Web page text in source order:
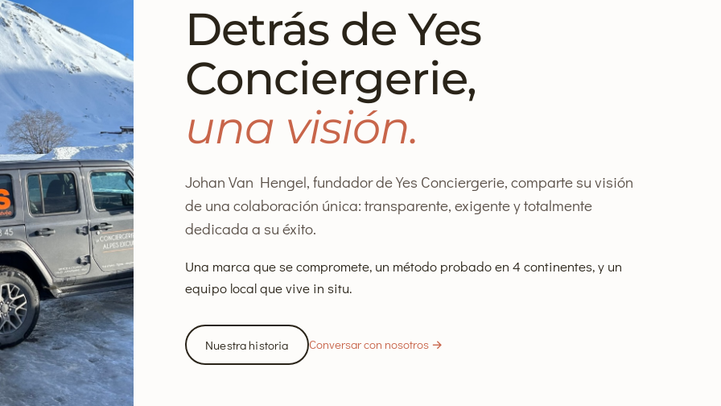
Detrás de Yes
Conciergerie,
una visión.
Johan Van Hengel, fundador de Yes Conciergerie, comparte su visión
de una colaboración única: transparente, exigente y totalmente
dedicada a su éxito.
Una marca que se compromete, un método probado en 4 continentes, y un
equipo local que vive in situ.
Nuestra historia Conversar con nosotros →